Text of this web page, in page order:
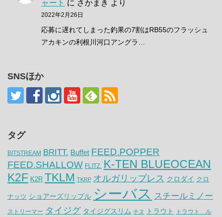
ャート に さかまき より
2022年2月26日
応募に遅れてしまった釣果の7割はRB55のフラッシュ
アカキンの利根川河口アングラ…
SNSほか
タグ
BITSTREAM BRITT. Buffet FEED.POPPER
FEED.SHALLOW FLITZ. K-TEN BLUEOCEAN
K2F K2R TKLM TKRP オルガリップレス クロダイ クロ
ナッツ ショアーズリップル シーバス スチールミノー
ストリーマー タイジグ タイジグスリム チヌ トラウト トラウト ル